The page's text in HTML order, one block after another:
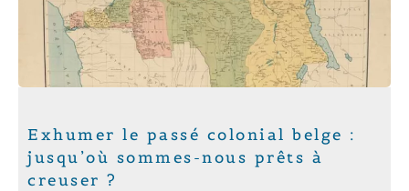
Exhumer le passé colonial belge :
jusqu’où sommes-nous prêts à
creuser ?